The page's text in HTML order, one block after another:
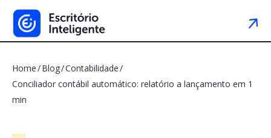
Home Blog Contabilidade
Conciliador contábil automático: relatório a lançamento em 1
min